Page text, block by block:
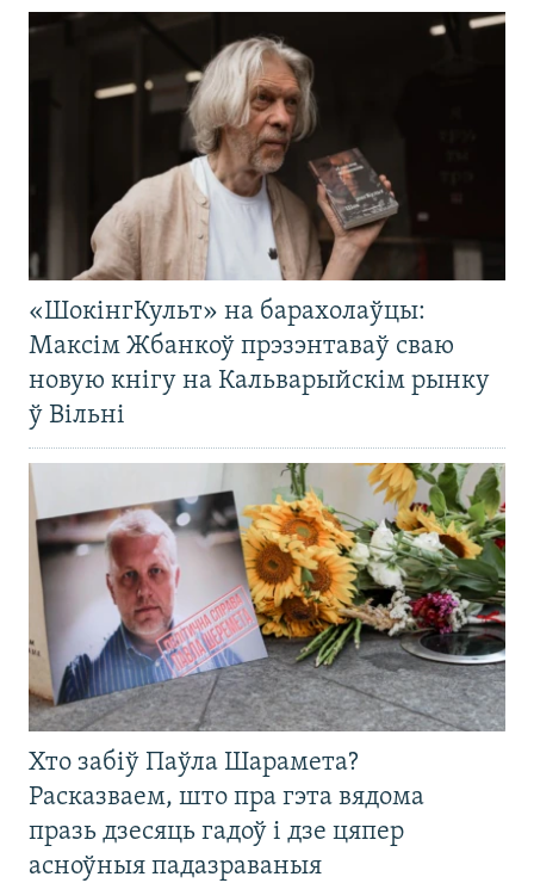
«ШокінгКульт» на барахолаўцы:
Максім Жбанкоў прэзэнтаваў сваю
новую кнігу на Кальварыйскім рынку
ў Вільні
Хто забіў Паўла Шарамета?
Расказваем, што пра гэта вядома
празь дзесяць гадоў і дзе цяпер
асноўныя падазраваныя